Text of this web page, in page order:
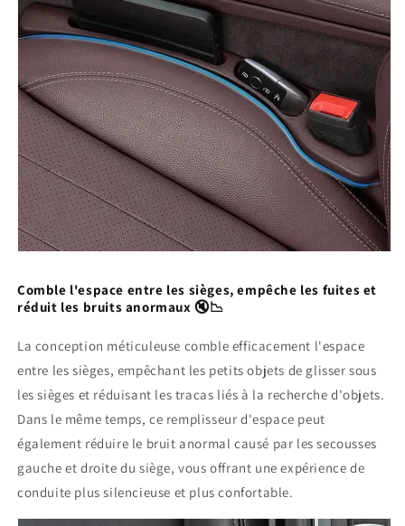
Comble l'espace entre les sièges, empêche les fuites et
réduit les bruits anormaux 🔇📉
La conception méticuleuse comble efficacement l'espace
entre les sièges, empêchant les petits objets de glisser sous
les sièges et réduisant les tracas liés à la recherche d'objets.
Dans le même temps, ce remplisseur d'espace peut
également réduire le bruit anormal causé par les secousses
gauche et droite du siège, vous offrant une expérience de
conduite plus silencieuse et plus confortable.